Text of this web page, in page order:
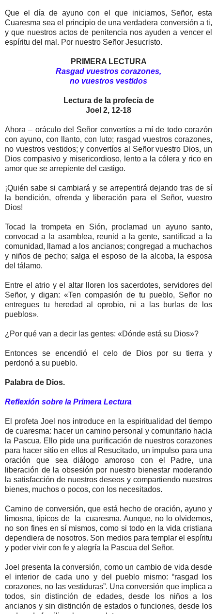
Que el día de ayuno con el que iniciamos, Señor, esta
Cuaresma sea el principio de una verdadera conversión a ti,
y que nuestros actos de penitencia nos ayuden a vencer el
espíritu del mal. Por nuestro Señor Jesucristo.
PRIMERA LECTURA
Rasgad vuestros corazones,
no vuestros vestidos
Lectura de la profecía de
Joel 2, 12-18
Ahora – oráculo del Señor convertíos a mí de todo corazón
con ayuno, con llanto, con luto; rasgad vuestros corazones,
no vuestros vestidos; y convertíos al Señor vuestro Dios, un
Dios compasivo y misericordioso, lento a la cólera y rico en
amor que se arrepiente del castigo.
¡Quién sabe si cambiará y se arrepentirá dejando tras de sí
la bendición, ofrenda y liberación para el Señor, vuestro
Dios!
Tocad la trompeta en Sión, proclamad un ayuno santo,
convocad a la asamblea, reunid a la gente, santificad a la
comunidad, llamad a los ancianos; congregad a muchachos
y niños de pecho; salga el esposo de la alcoba, la esposa
del tálamo.
Entre el atrio y el altar lloren los sacerdotes, servidores del
Señor, y digan: «Ten compasión de tu pueblo, Señor no
entregues tu heredad al oprobio, ni a las burlas de los
pueblos».
¿Por qué van a decir las gentes: «Dónde está su Dios»?
Entonces se encendió el celo de Dios por su tierra y
perdonó a su pueblo.
Palabra de Dios.
Reflexión sobre la Primera Lectura
El profeta Joel nos introduce en la espiritualidad del tiempo
de cuaresma: hacer un camino personal y comunitario hacia
la Pascua. Ello pide una purificación de nuestros corazones
para hacer sitio en ellos al Resucitado, un impulso para una
oración que sea diálogo amoroso con el Padre, una
liberación de la obsesión por nuestro bienestar moderando
la satisfacción de nuestros deseos y compartiendo nuestros
bienes, muchos o pocos, con los necesitados.
Camino de conversión, que está hecho de oración, ayuno y
limosna, típicos de la cuaresma. Aunque, no lo olvidemos,
no son fines en sí mismos, como si todo en la vida cristiana
dependiera de nosotros. Son medios para templar el espíritu
y poder vivir con fe y alegría la Pascua del Señor.
Joel presenta la conversión, como un cambio de vida desde
el interior de cada uno y del pueblo mismo: “rasgad los
corazones, no las vestiduras”. Una conversión que implica a
todos, sin distinción de edades, desde los niños a los
ancianos y sin distinción de estados o funciones, desde los